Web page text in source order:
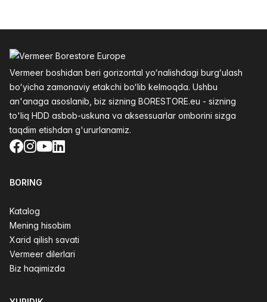
Vermeer boshidan beri gorizontal yoʻnalishdagi burgʻulash
boʻyicha zamonaviy etakchi boʻlib kelmoqda. Ushbu
an'anaga asoslanib, biz sizning BORESTORE.eu - sizning
to'liq HDD asbob-uskuna va aksessuarlar omborini sizga
taqdim etishdan g'ururlanamiz.
Facebook
Instagram
YouTube
LinkedIn
BORING
Katalog
Mening hisobim
Xarid qilish savati
Vermeer dilerlari
Biz haqimizda